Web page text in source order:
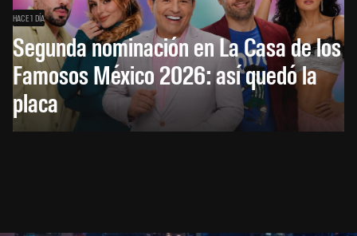
HACE 1 DÍA
Segunda nominación en La Casa de los
Famosos México 2026: así quedó la
placa